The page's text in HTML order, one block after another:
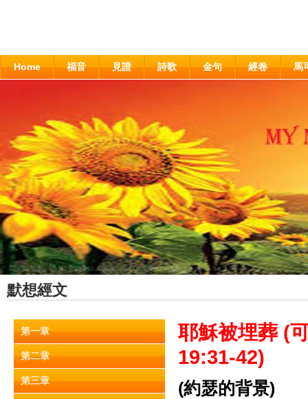
Home 福音 見證 詩歌 金句 經卷 馬
默想經文
第一章
第二章
第三章
耶穌被埋葬 (
19:31-42)
(約瑟的背景)